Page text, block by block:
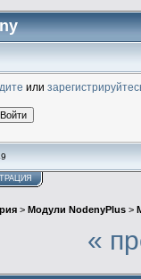
или
> Модули NodenyPlus >
«